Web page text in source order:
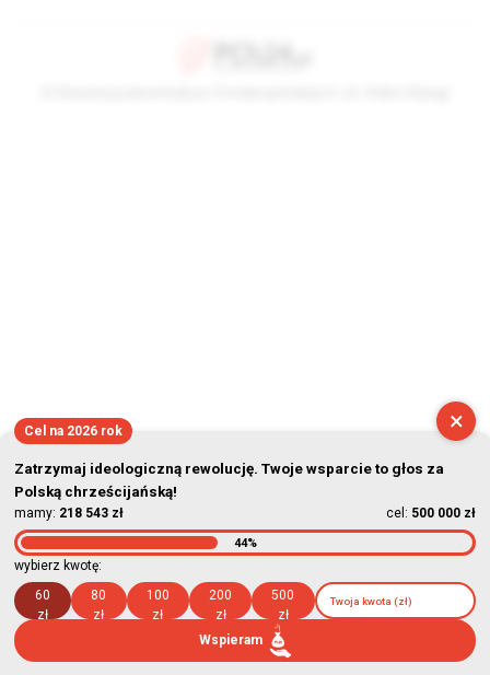
×
Cel na 2026 rok
Zatrzymaj ideologiczną rewolucję. Twoje wsparcie to głos za
Polską chrześcijańską!
mamy: 218 543 zł cel: 500 000 zł
44%
wybierz kwotę:
60
zł
80
zł
100
zł
200
zł
500
zł
Wspieram